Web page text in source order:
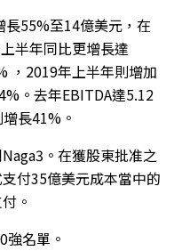
55%至14億美元，在
半年同比更增長達
，2019年上半年則增加
。去年EBITDA達5.12
長41%。
。在獲股東批准之
付35億美元成本當中的
。
名單。